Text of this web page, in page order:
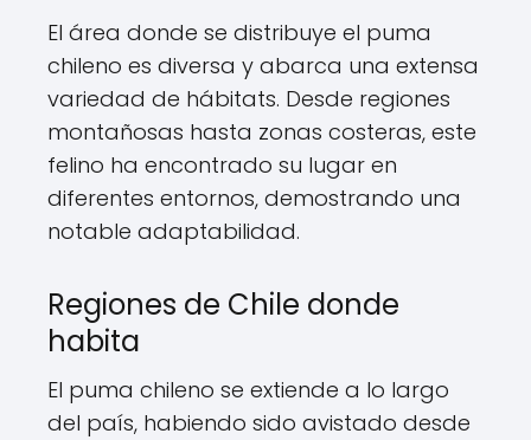
El área donde se distribuye el puma
chileno es diversa y abarca una extensa
variedad de hábitats. Desde regiones
montañosas hasta zonas costeras, este
felino ha encontrado su lugar en
diferentes entornos, demostrando una
notable adaptabilidad.
Regiones de Chile donde
habita
El puma chileno se extiende a lo largo
del país, habiendo sido avistado desde